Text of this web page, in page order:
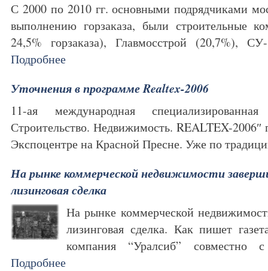
С 2000 по 2010 гг. основными подрядчиками
выполнению горзаказа, были строительные
24,5% горзаказа), Главмосстрой
Подробнее
Уточнения в программе Realtex-2006
11-ая международная
Строительство. Недвижимость. REALTEX-2006″
Экспоцентре на Красной Пресне. Уже по
На рынке коммерческой недвижимости
лизинговая сделка
На рынке коммерческой
лизинговая сделка. Как пишет
компания “Уралсиб” совместно
Подробнее